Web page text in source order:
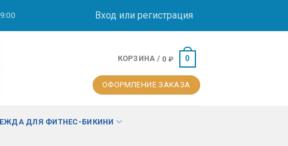
Вход или регистрация
КОРЗИНА / 0 ₽ 0
ОФОРМЛЕНИЕ ЗАКАЗА
ДЛЯ ФИТНЕС-БИКИНИ